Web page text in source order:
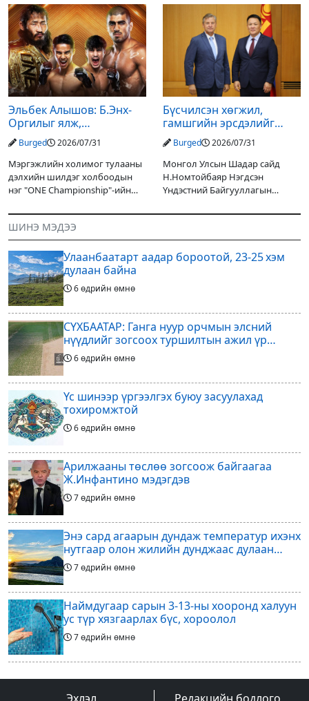
Дарьгангын Ганга нуурыг
сэргээн, хамгаалах төслийг
улсын төсвийн хөрөнгө
оруулалтаар хийж буй.
Төслийн
оруулагчдад худалдах
төслөөсөө татгалзахаар
шийдвэрлэснээ ФИФА-гийн
ерөнхийлөгч Жанни
Эльбек Алышов: Б.Энх-
Оргилыг ялж,
гэрийнхэндээ байшин
авч өгнө
Burged 2026/07/31
Мэргэжлийн холимог тулааны
дэлхийн шилдэг холбоодын
нэг "ONE Championship"-ийн
өнөөдөр/2026.07.31/ болно. Энэ
өдөрлөгийн оргил тулааны
эзэд нь бантам жингийн аварга
Бүсчилсэн хөгжил,
гамшгийн эрсдэлийг
бууруулах чиглэлээр
НҮБ-тай хамтын
ажиллагаагаа
өргөжүүлэхээр санал
солилцлоо
Burged 2026/07/31
Монгол Улсын Шадар сайд
Н.Номтойбаяр Нэгдсэн
Үндэстний Байгууллагын
Хиердэнийг хүлээн авч уулзан,
ажиллагааны өнөөгийн байдал
болон цаашдын
ШИНЭ МЭДЭЭ
Улаанбаатарт аадар бороотой, 23-25 хэм
дулаан байна
6 өдрийн өмнө
СҮХБААТАР: Ганга нуур орчмын элсний
нүүдлийг зогсоох туршилтын ажил үр
дүнгээ өгч эхэлжээ
6 өдрийн өмнө
Үс шинээр үргээлгэх буюу засуулахад
тохиромжтой
6 өдрийн өмнө
Арилжааны төслөө зогсоож байгаагаа
Ж.Инфантино мэдэгдэв
7 өдрийн өмнө
Энэ сард агаарын дундаж температур ихэнх
нутгаар олон жилийн дунджаас дулаан
байна
7 өдрийн өмнө
Наймдугаар сарын 3-13-ны хооронд халуун
ус түр хязгаарлах бүс, хороолол
7 өдрийн өмнө
Үс шинээр үргээлгэх буюу засуулахад